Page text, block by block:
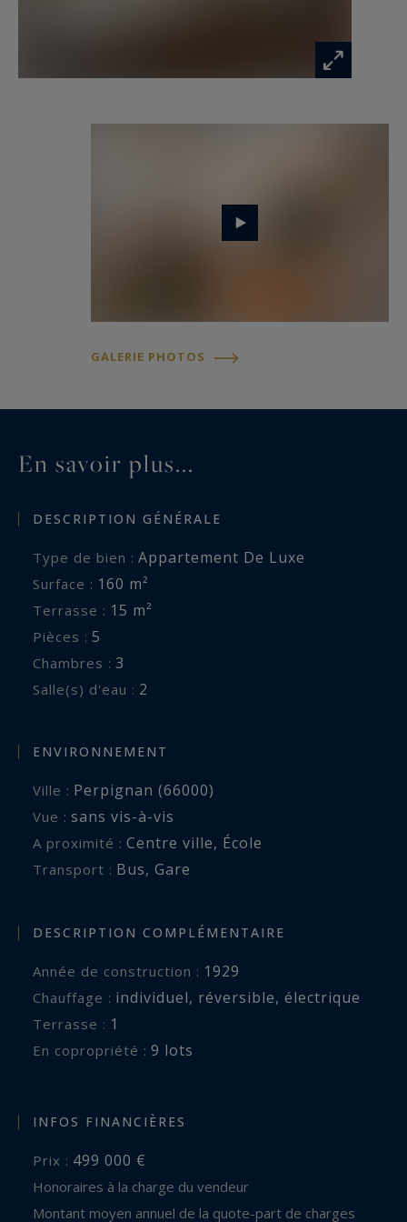
GALERIE PHOTOS
En savoir plus...
DESCRIPTION GÉNÉRALE
Type de bien : Appartement De Luxe
Surface : 160 m²
Terrasse : 15 m²
Pièces : 5
Chambres : 3
Salle(s) d'eau : 2
ENVIRONNEMENT
Ville : Perpignan (66000)
Vue : sans vis-à-vis
A proximité : Centre ville, École
Transport : Bus, Gare
DESCRIPTION COMPLÉMENTAIRE
Année de construction : 1929
Chauffage : individuel, réversible, électrique
terrasse : 1
En copropriété : 9 lots
INFOS FINANCIÈRES
Prix : 499 000 €
Honoraires à la charge du vendeur
Montant moyen annuel de la quote-part de charges